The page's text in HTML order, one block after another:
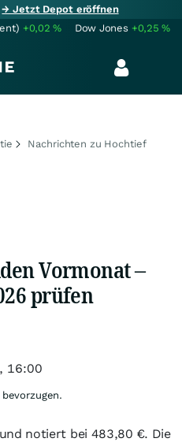
→ Jetzt Depot eröffnen
+0,02% Dow Jones +0,25%
Nachrichten zu Hochtief
Vormonat –
prüfen
notiert bei 483,80 €. Die
16:00
bevorzugen.